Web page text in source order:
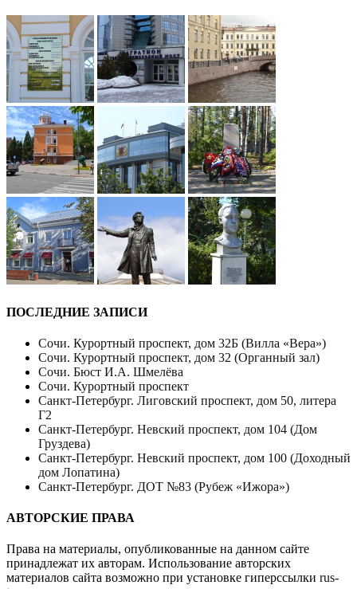
ПОСЛЕДНИЕ ЗАПИСИ
Сочи. Курортный проспект, дом 32Б (Вилла «Вера»)
Сочи. Курортный проспект, дом 32 (Органный зал)
Сочи. Бюст И.А. Шмелёва
Сочи. Курортный проспект
Санкт-Петербург. Лиговский проспект, дом 50, литера
Г2
Санкт-Петербург. Невский проспект, дом 104 (Дом
Груздева)
Санкт-Петербург. Невский проспект, дом 100 (Доходный
дом Лопатина)
Санкт-Петербург. ДОТ №83 (Рубеж «Ижора»)
АВТОРСКИЕ ПРАВА
Права на материалы, опубликованные на данном сайте
принадлежат их авторам. Использование авторских
материалов сайта возможно при установке гиперссылки rus-